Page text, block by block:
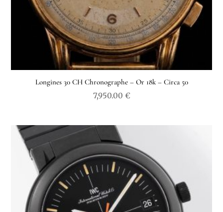
Longines 30 CH Chronographe – Or 18k – Circa 50
7,950.00 €